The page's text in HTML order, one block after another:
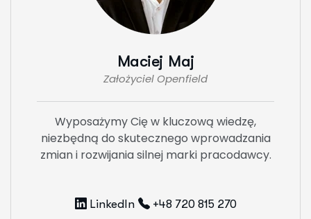
Maciej Maj
Założyciel Openfield
Wyposażymy Cię w kluczową wiedzę,
niezbędną do skutecznego wprowadzania
zmian i rozwijania silnej marki pracodawcy.
LinkedIn +48 720 815 270